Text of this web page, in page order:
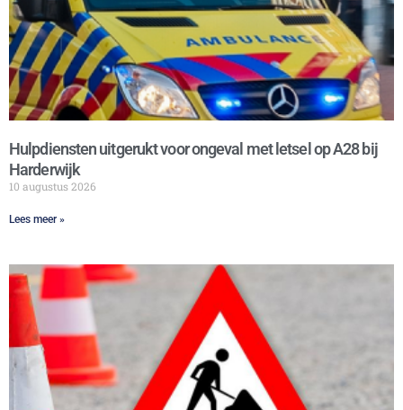
Hulpdiensten uitgerukt voor ongeval met letsel op A28 bij
Harderwijk
10 augustus 2026
Lees meer »